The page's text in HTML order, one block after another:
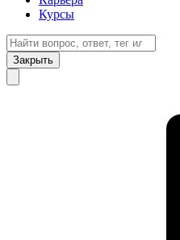
Курсы
Закрыть